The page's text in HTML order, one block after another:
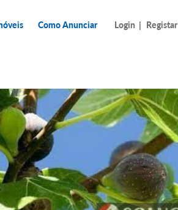
Como Anunciar Login | Registar